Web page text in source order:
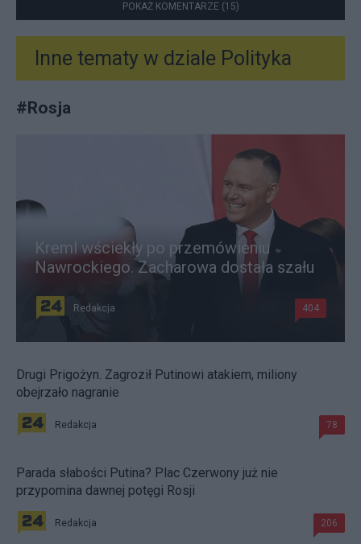
POKAŻ KOMENTARZE (15)
Inne tematy w dziale Polityka
#Rosja
Kreml wściekły po przemówieniu
Nawrockiego. Zacharowa dostała szału
Redakcja 404
Drugi Prigożyn. Zagroził Putinowi atakiem, miliony
obejrzało nagranie
Redakcja 78
Parada słabości Putina? Plac Czerwony już nie
przypomina dawnej potęgi Rosji
Redakcja 206